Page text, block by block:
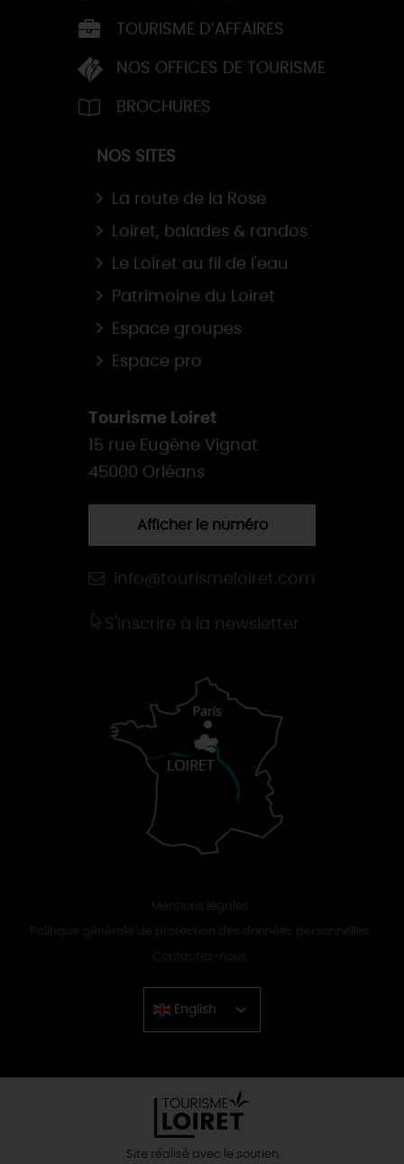
TOURISME D’AFFAIRES
NOS OFFICES DE TOURISME
BROCHURES
NOS SITES
La route de la Rose
Loiret, balades & randos
Le Loiret au fil de l'eau
Patrimoine du Loiret
Espace groupes
Espace pro
Tourisme Loiret
15 rue Eugène Vignat
45000 Orléans
Afficher le numéro
info@tourismeloiret.com
S'inscrire à la newsletter
Mentions légales
Politique générale de protection des données personnelles
Contactez-nous
English
Chinese
Site réalisé avec le soutien